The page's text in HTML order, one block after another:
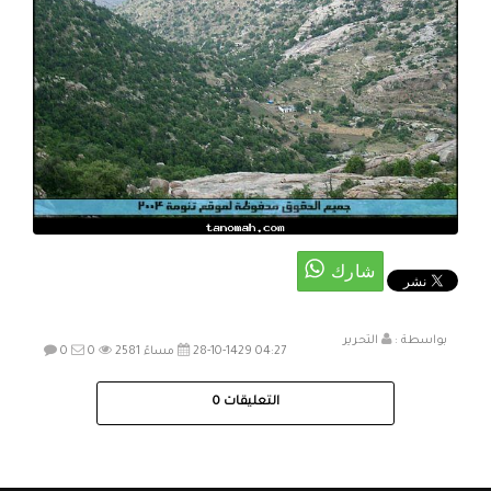
بواسطة :
التحرير
28-10-1429 04:27 مساءً
0 0 2581
التعليقات 0